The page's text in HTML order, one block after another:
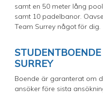
samt en 50 meter lång
samt 10 padelbanor.
Team Surrey något för dig.
SURREY
Boende är garanterat om
ansöker före sista